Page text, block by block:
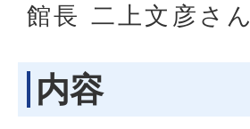
館長 二上文彦さん
内容